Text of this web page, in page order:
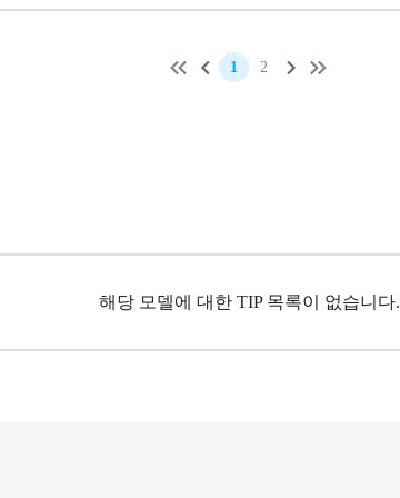
1 2
해당 모델에 대한 TIP 목록이 없습니다.